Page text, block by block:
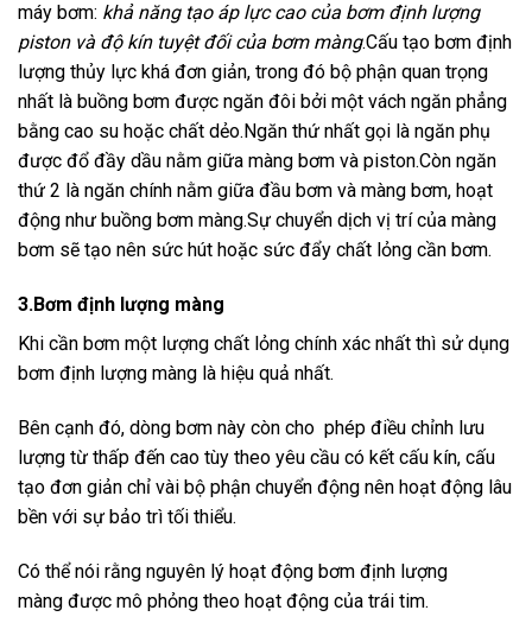
máy bơm: khả năng tạo áp lực cao của bơm định lượng
piston và độ kín tuyệt đối của bơm màng.Cấu tạo bơm định
lượng thủy lực khá đơn giản, trong đó bộ phận quan trọng
nhất là buồng bơm được ngăn đôi bởi một vách ngăn phẳng
bằng cao su hoặc chất dẻo.Ngăn thứ nhất gọi là ngăn phụ
được đổ đầy dầu nằm giữa màng bơm và piston.Còn ngăn
thứ 2 là ngăn chính nằm giữa đầu bơm và màng bơm, hoạt
động như buồng bơm màng.Sự chuyển dịch vị trí của màng
bơm sẽ tạo nên sức hút hoặc sức đẩy chất lỏng cần bơm.
3.Bơm định lượng màng
Khi cần bơm một lượng chất lỏng chính xác nhất thì sử dụng
bơm định lượng màng là hiệu quả nhất.
Bên cạnh đó, dòng bơm này còn cho phép điều chỉnh lưu
lượng từ thấp đến cao tùy theo yêu cầu có kết cấu kín, cấu
tạo đơn giản chỉ vài bộ phận chuyển động nên hoạt động lâu
bền với sự bảo trì tối thiểu.
Có thể nói rằng nguyên lý hoạt động bơm định lượng
màng được mô phỏng theo hoạt động của trái tim.